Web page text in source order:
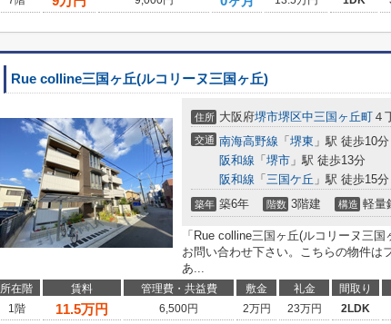
Rue colline三国ヶ丘(ルコリーヌ三国ヶ丘)
住所 大阪府堺市堺区中三国ヶ丘町 ４
交通 南海高野線 「 堺東 」駅 徒歩10分
阪和線 「 堺市 」駅 徒歩13分
阪和線 「 三国ケ丘 」駅 徒歩15分
築年 築6年 階数 3階建 構造 軽量
「Rue colline三国ヶ丘(ルコリーヌ三
お問い合わせ下さい。こちらの物件は
あ...
所在階 賃料 管理費・共益費 敷金 礼金 間取り
1階
11.5万円 6,500円 2万円 23万円 2LDK